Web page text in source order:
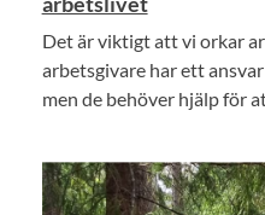
Det är viktigt att vi orkar
arbetsgivare har ett
men de behöver hjälp för